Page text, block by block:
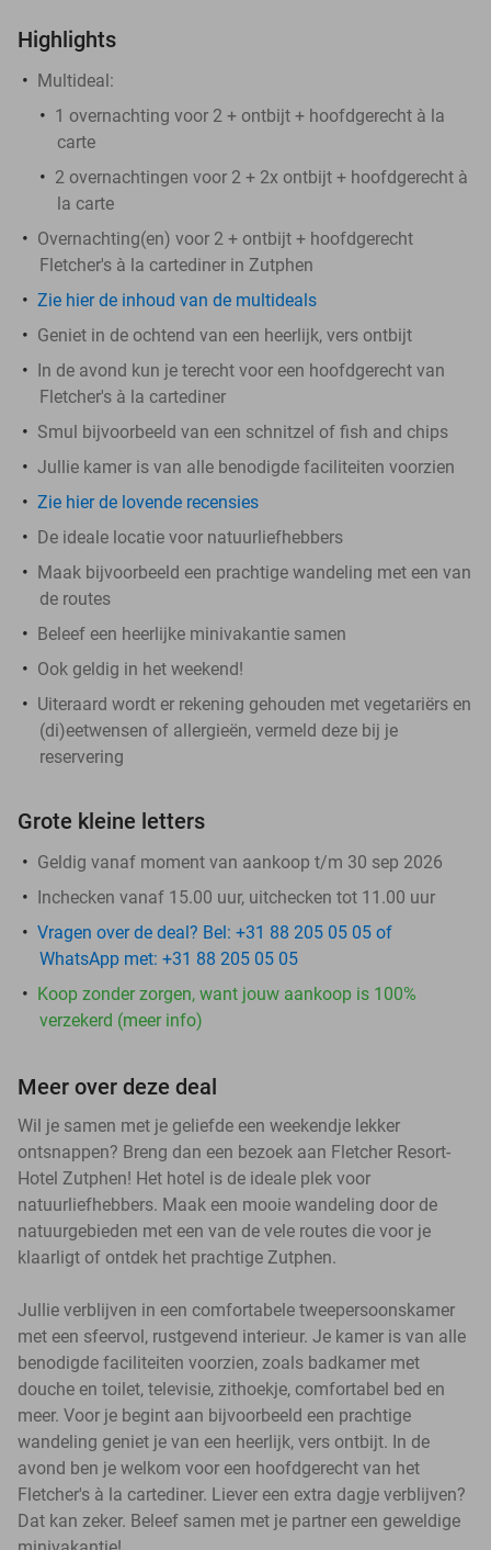
Highlights
Multideal:
1 overnachting voor 2 + ontbijt + hoofdgerecht à la
carte
2 overnachtingen voor 2 + 2x ontbijt + hoofdgerecht à
la carte
Overnachting(en) voor 2 + ontbijt + hoofdgerecht
Fletcher's à la cartediner in Zutphen
Zie hier de inhoud van de multideals
Geniet in de ochtend van een heerlijk, vers ontbijt
In de avond kun je terecht voor een hoofdgerecht van
Fletcher's à la cartediner
Smul bijvoorbeeld van een schnitzel of fish and chips
Jullie kamer is van alle benodigde faciliteiten voorzien
Zie hier de lovende recensies
De ideale locatie voor natuurliefhebbers
Maak bijvoorbeeld een prachtige wandeling met een van
de routes
Beleef een heerlijke minivakantie samen
Ook geldig in het weekend!
Uiteraard wordt er rekening gehouden met vegetariërs en
(di)eetwensen of allergieën, vermeld deze bij je
reservering
Grote kleine letters
Geldig vanaf moment van aankoop t/m 30 sep 2026
Inchecken vanaf 15.00 uur, uitchecken tot 11.00 uur
Vragen over de deal? Bel: +31 88 205 05 05 of
WhatsApp met: +31 88 205 05 05
Koop zonder zorgen, want jouw aankoop is 100%
verzekerd (meer info)
Meer over deze deal
Wil je samen met je geliefde een weekendje lekker
ontsnappen? Breng dan een bezoek aan Fletcher Resort-
Hotel Zutphen! Het hotel is de ideale plek voor
natuurliefhebbers. Maak een mooie wandeling door de
natuurgebieden met een van de vele routes die voor je
klaarligt of ontdek het prachtige Zutphen.
Jullie verblijven in een comfortabele tweepersoonskamer
met een sfeervol, rustgevend interieur. Je kamer is van alle
benodigde faciliteiten voorzien, zoals badkamer met
douche en toilet, televisie, zithoekje, comfortabel bed en
meer. Voor je begint aan bijvoorbeeld een prachtige
wandeling geniet je van een heerlijk, vers ontbijt. In de
avond ben je welkom voor een hoofdgerecht van het
Fletcher's à la cartediner. Liever een extra dagje verblijven?
Dat kan zeker. Beleef samen met je partner een geweldige